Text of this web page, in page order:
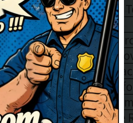
Se Abre El
Enlaces
Chistes
Chistes
Chistes
Chistes
Chistes
Chistes De